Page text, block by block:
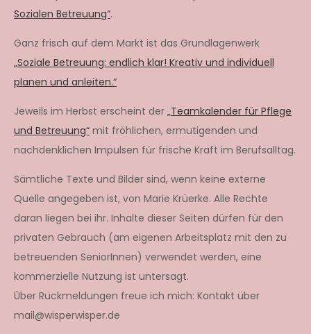
Sozialen Betreuung“.
Ganz frisch auf dem Markt ist das Grundlagenwerk
„Soziale Betreuung: endlich klar! Kreativ und individuell
planen und anleiten.“
Jeweils im Herbst erscheint der „Teamkalender für Pflege
und Betreuung“ mit fröhlichen, ermutigenden und
nachdenklichen Impulsen für frische Kraft im Berufsalltag.
Sämtliche Texte und Bilder sind, wenn keine externe
Quelle angegeben ist, von Marie Krüerke. Alle Rechte
daran liegen bei ihr. Inhalte dieser Seiten dürfen für den
privaten Gebrauch (am eigenen Arbeitsplatz mit den zu
betreuenden SeniorInnen) verwendet werden, eine
kommerzielle Nutzung ist untersagt.
Über Rückmeldungen freue ich mich: Kontakt über
mail@wisperwisper.de